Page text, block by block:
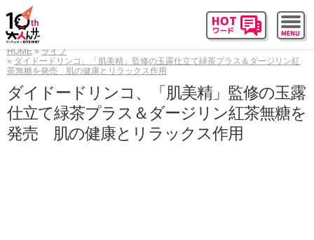
HOME
ライフ
ダイドードリンコ、「肌美精」監修の玉露仕立て緑茶プラス＆ダージリン紅
茶無糖を発売 肌の健康とリラックス作用
ダイドードリンコ、「肌美精」監修の玉露
仕立て緑茶プラス＆ダージリン紅茶無糖を
発売 肌の健康とリラックス作用